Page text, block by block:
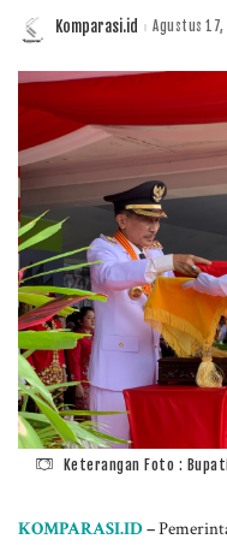
Posted
Komparasi.id Agustus 17,
Keterangan Foto :
KOMPARASI.ID–